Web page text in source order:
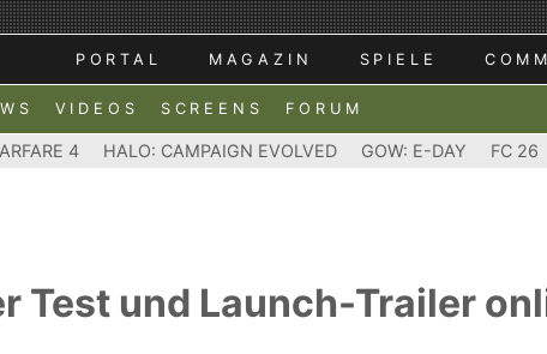
PORTAL MAGAZIN SPIELE
VIDEOS SCREENS FORUM
4 HALO: CAMPAIGN EVOLVED GOW: E-DAY FC 26
Test und Launch-Trailer